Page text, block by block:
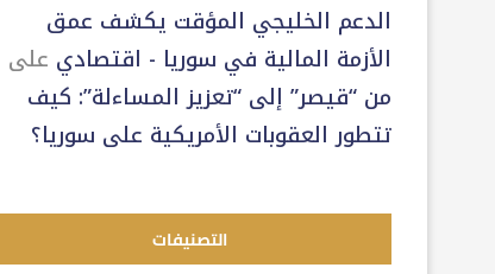
الدعم الخليجي المؤقت يكشف عمق
الأزمة المالية في سوريا - اقتصادي على
من “قيصر” إلى “تعزيز المساءلة”: كيف
تتطور العقوبات الأمريكية على سوريا؟
التصنيفات